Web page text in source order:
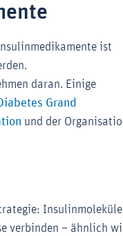
ist
daran. Einige
Grand
Externer-Link
und der
Insulinmoleküle
verbinden – ähnlich